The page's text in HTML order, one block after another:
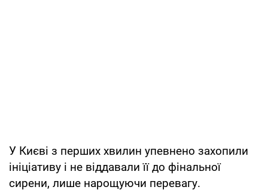
У Києві з перших хвилин упевнено захопили
ініціативу і не віддавали її до фінальної
сирени, лише нарощуючи перевагу.